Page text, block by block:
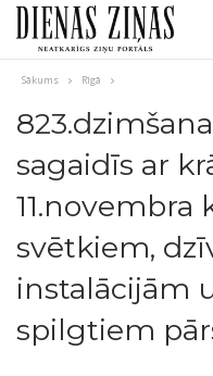
Sākums Rīgā
sagaidīs ar
11.novembra
svētkiem,
instalācijām
spilgtiem